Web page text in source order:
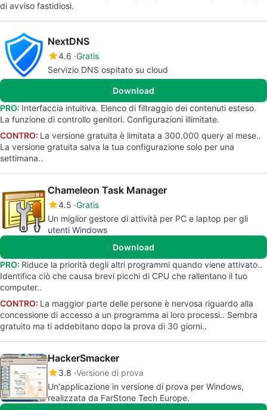
di avviso fastidiosi.
NextDNS
4.6 Gratis
Servizio DNS ospitato su cloud
Download
PRO: Interfaccia intuitiva. Elenco di filtraggio dei contenuti esteso.
La funzione di controllo genitori. Configurazioni illimitate.
CONTRO: La versione gratuita è limitata a 300.000 query al mese..
La versione gratuita salva la tua configurazione solo per una
settimana..
Chameleon Task Manager
4.5 Gratis
Un miglior gestore di attività per PC e laptop per gli
utenti Windows
Download
PRO: Riduce la priorità degli altri programmi quando viene attivato..
Identifica ciò che causa brevi picchi di CPU che rallentano il tuo
computer..
CONTRO: La maggior parte delle persone è nervosa riguardo alla
concessione di accesso a un programma ai loro processi.. Sembra
gratuito ma ti addebitano dopo la prova di 30 giorni..
HackerSmacker
3.8 Versione di prova
Un'applicazione in versione di prova per Windows,
realizzata da FarStone Tech Europe.